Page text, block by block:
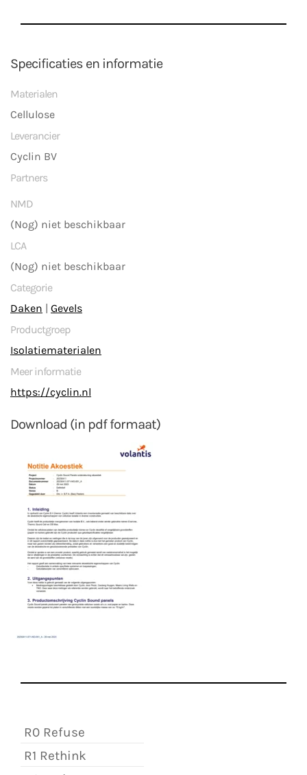
Specificaties en informatie
Materialen
Cellulose
Leverancier
Cyclin BV
Partners
NMD
(Nog) niet beschikbaar
LCA
(Nog) niet beschikbaar
Categorie
Daken
Gevels
Productgroep
Isolatiematerialen
Meer informatie
https://cyclin.nl
Download (in pdf formaat)
R0 Refuse
R1 Rethink